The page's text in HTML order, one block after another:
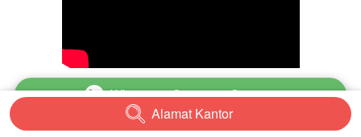
` Whatsapp Customer Service
` Alamat Kantor